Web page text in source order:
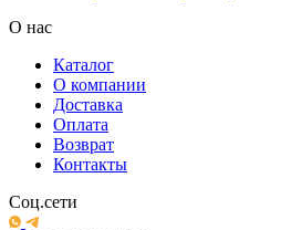
О нас
Каталог
О компании
Доставка
Оплата
Возврат
Контакты
Соц.сети